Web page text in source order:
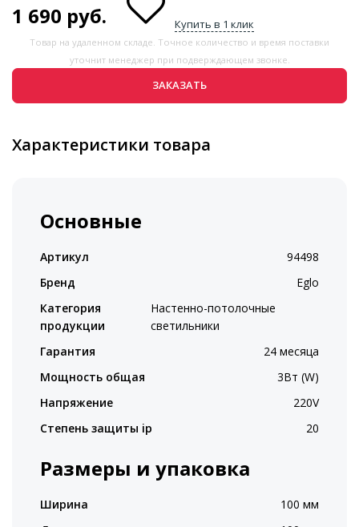
1 690 руб. Купить в 1 клик
Товар на удаленном складе. Точное количество и время поставки
уточнит менеджер при подверждающем звонке.
ЗАКАЗАТЬ
Характеристики товара
Основные
Артикул
94498
Бренд
Eglo
Категория
продукции
Настенно-потолочные
светильники
Гарантия
24 месяца
Мощность общая
3Вт (W)
Напряжение
220V
Степень защиты ip
20
Размеры и упаковка
Ширина
100 мм